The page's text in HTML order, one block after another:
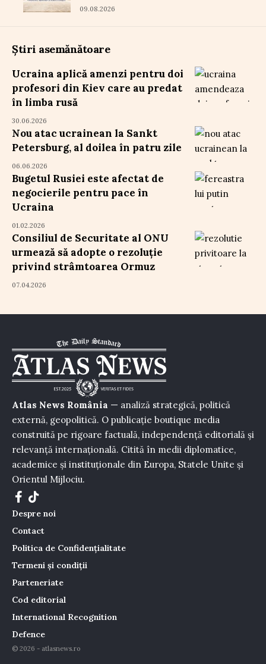
09.08.2026
Știri asemănătoare
Ucraina aplică amenzi pentru doi
profesori din Kiev care au predat
în limba rusă
30.06.2026
Nou atac ucrainean la Sankt
Petersburg, al doilea în patru zile
06.06.2026
Bugetul Rusiei este afectat de
negocierile pentru pace în
Ucraina
01.02.2026
Consiliul de Securitate al ONU
urmează să adopte o rezoluție
privind strâmtoarea Ormuz
07.04.2026
Atlas News România — analiză strategică, politică
externă, geopolitică. O publicație boutique media
construită pe rigoare factuală, independență editorială și
relevanță internațională. Citită în medii diplomatice,
academice și instituționale din Europa, Statele Unite și
Orientul Mijlociu.
Despre noi
Contact
Politica de Confidențialitate
Termeni și condiții
Parteneriate
Cod editorial
International Recognition
Defence
© 2026 - atlasnews.ro